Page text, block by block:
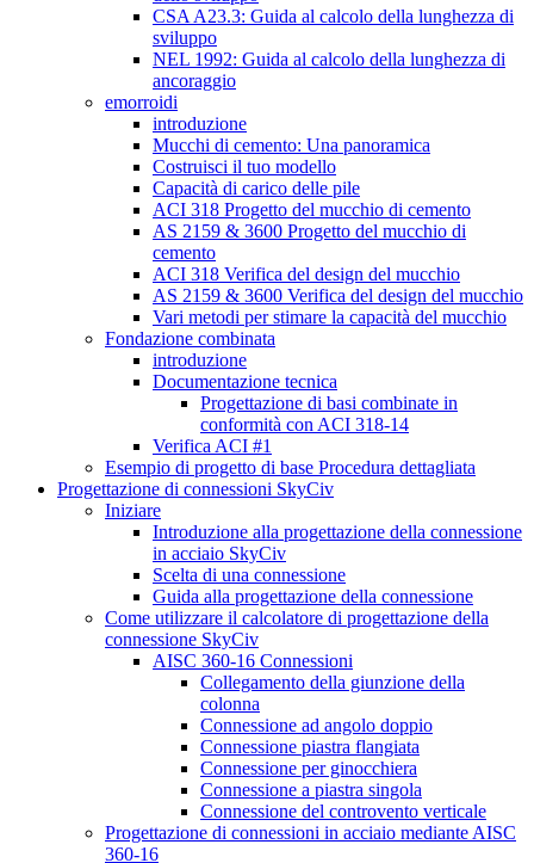
CSA A23.3: Guida al calcolo della lunghezza di
sviluppo
NEL 1992: Guida al calcolo della lunghezza di
ancoraggio
emorroidi
introduzione
Mucchi di cemento: Una panoramica
Costruisci il tuo modello
Capacità di carico delle pile
ACI 318 Progetto del mucchio di cemento
AS 2159 & 3600 Progetto del mucchio di
cemento
ACI 318 Verifica del design del mucchio
AS 2159 & 3600 Verifica del design del mucchio
Vari metodi per stimare la capacità del mucchio
Fondazione combinata
introduzione
Documentazione tecnica
Progettazione di basi combinate in
conformità con ACI 318-14
Verifica ACI #1
Esempio di progetto di base Procedura dettagliata
Progettazione di connessioni SkyCiv
Iniziare
Introduzione alla progettazione della connessione
in acciaio SkyCiv
Scelta di una connessione
Guida alla progettazione della connessione
Come utilizzare il calcolatore di progettazione della
connessione SkyCiv
AISC 360-16 Connessioni
Collegamento della giunzione della
colonna
Connessione ad angolo doppio
Connessione piastra flangiata
Connessione per ginocchiera
Connessione a piastra singola
Connessione del controvento verticale
Progettazione di connessioni in acciaio mediante AISC
360-16